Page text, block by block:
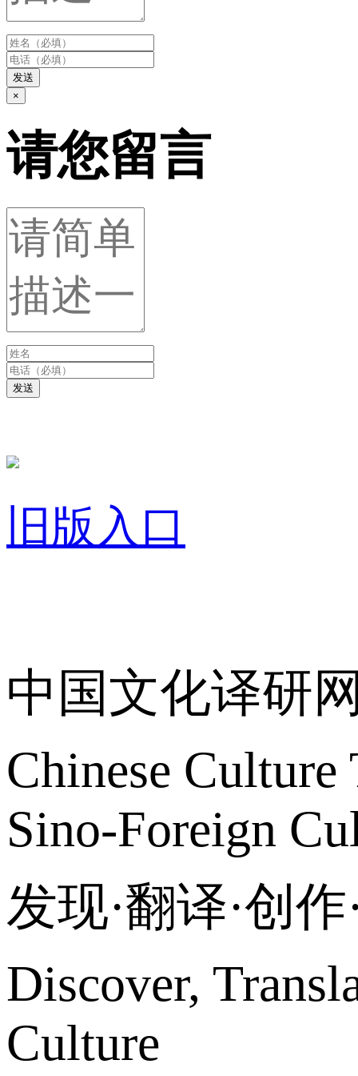
发送
×
请您留言
发送
旧版入口
中国文化译研
Chinese
Sino-Foreign
发现·翻译·创
Discover,
Culture